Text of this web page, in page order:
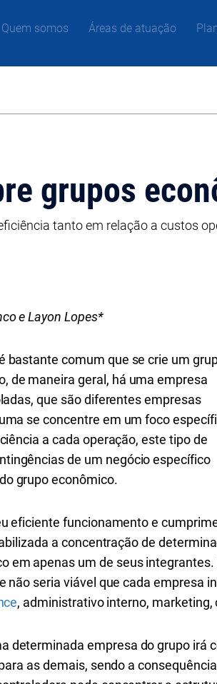
Quem somos Áreas de atuação
grupos
tanto em relação a custos
e Layon Lopes*
bastante comum que se crie um
de maneira geral, há uma empresa
que são diferentes empresas
se concentre em um foco
a cada operação, este tipo de
de um negócio específico
grupo econômico.
eficiente funcionamento e
a concentração de
em apenas um de seus
não seria viável que cada empresa
, administrativo interno, marketing,
determinada empresa do grupo irá
as demais, sendo a